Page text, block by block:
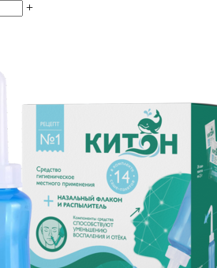
+